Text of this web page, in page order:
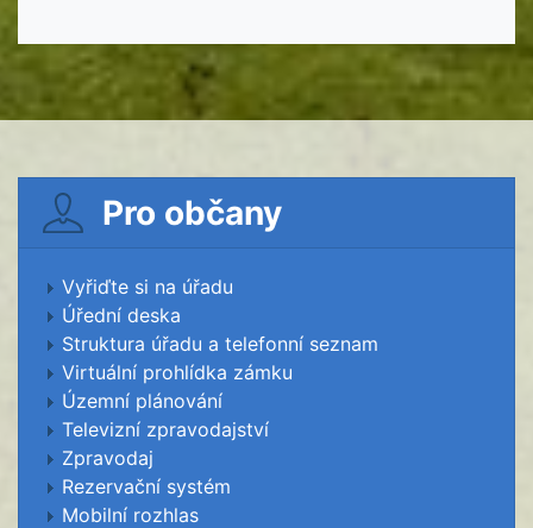
Pro občany
Vyřiďte si na úřadu
Úřední deska
Struktura úřadu a telefonní seznam
Virtuální prohlídka zámku
Územní plánování
Televizní zpravodajství
Zpravodaj
Rezervační systém
Mobilní rozhlas